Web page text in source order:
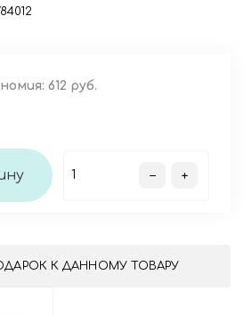
612 руб.
К ДАННОМУ ТОВАРУ